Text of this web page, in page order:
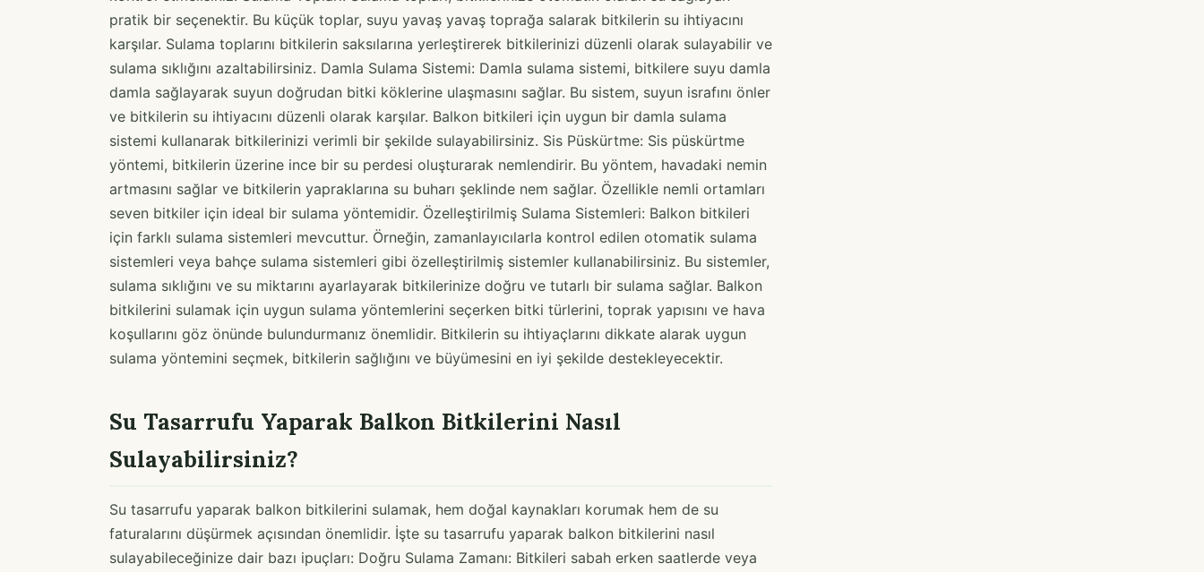
pratik bir seçenektir. Bu küçük toplar, suyu yavaş yavaş toprağa salarak bitkilerin su ihtiyacını
karşılar. Sulama toplarını bitkilerin saksılarına yerleştirerek bitkilerinizi düzenli olarak sulayabilir ve
sulama sıklığını azaltabilirsiniz. Damla Sulama Sistemi: Damla sulama sistemi, bitkilere suyu damla
damla sağlayarak suyun doğrudan bitki köklerine ulaşmasını sağlar. Bu sistem, suyun israfını önler
ve bitkilerin su ihtiyacını düzenli olarak karşılar. Balkon bitkileri için uygun bir damla sulama
sistemi kullanarak bitkilerinizi verimli bir şekilde sulayabilirsiniz. Sis Püskürtme: Sis püskürtme
yöntemi, bitkilerin üzerine ince bir su perdesi oluşturarak nemlendirir. Bu yöntem, havadaki nemin
artmasını sağlar ve bitkilerin yapraklarına su buharı şeklinde nem sağlar. Özellikle nemli ortamları
seven bitkiler için ideal bir sulama yöntemidir. Özelleştirilmiş Sulama Sistemleri: Balkon bitkileri
için farklı sulama sistemleri mevcuttur. Örneğin, zamanlayıcılarla kontrol edilen otomatik sulama
sistemleri veya bahçe sulama sistemleri gibi özelleştirilmiş sistemler kullanabilirsiniz. Bu sistemler,
sulama sıklığını ve su miktarını ayarlayarak bitkilerinize doğru ve tutarlı bir sulama sağlar. Balkon
bitkilerini sulamak için uygun sulama yöntemlerini seçerken bitki türlerini, toprak yapısını ve hava
koşullarını göz önünde bulundurmanız önemlidir. Bitkilerin su ihtiyaçlarını dikkate alarak uygun
sulama yöntemini seçmek, bitkilerin sağlığını ve büyümesini en iyi şekilde destekleyecektir.
Su Tasarrufu Yaparak Balkon Bitkilerini Nasıl
Sulayabilirsiniz?
Su tasarrufu yaparak balkon bitkilerini sulamak, hem doğal kaynakları korumak hem de su
faturalarını düşürmek açısından önemlidir. İşte su tasarrufu yaparak balkon bitkilerini nasıl
sulayabileceğinize dair bazı ipuçları: Doğru Sulama Zamanı: Bitkileri sabah erken saatlerde veya